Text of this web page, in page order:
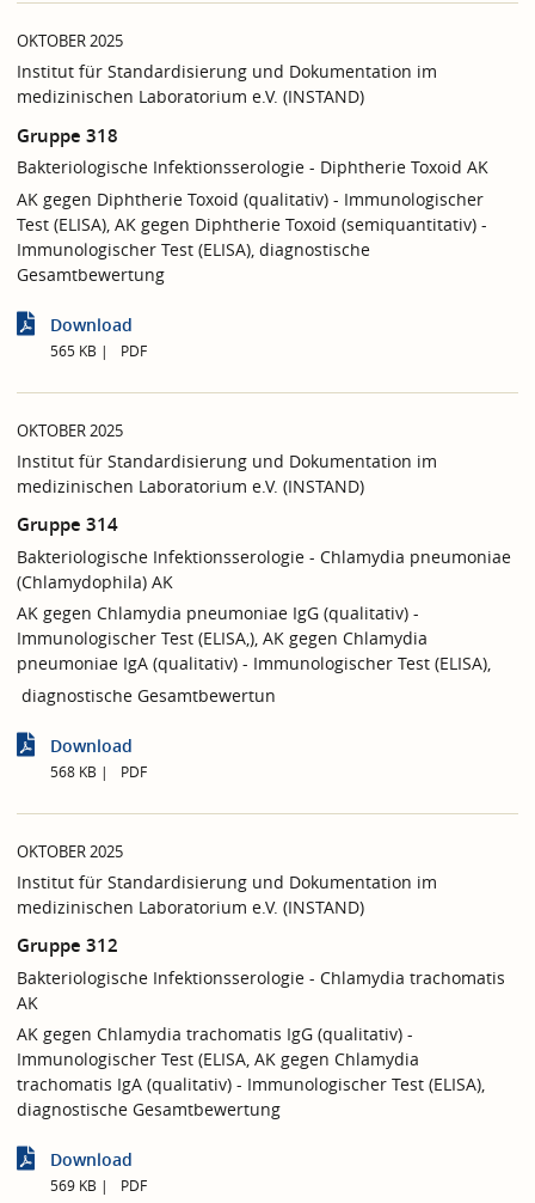
OKTOBER 2025
Institut für Standardisierung und Dokumentation im
medizinischen Laboratorium e.V. (INSTAND)
Gruppe 318
Bakteriologische Infektionsserologie - Diphtherie Toxoid AK
AK gegen Diphtherie Toxoid (qualitativ) - Immunologischer
Test (ELISA), AK gegen Diphtherie Toxoid (semiquantitativ) -
Immunologischer Test (ELISA), diagnostische
Gesamtbewertung
Download
565 KB PDF
OKTOBER 2025
Institut für Standardisierung und Dokumentation im
medizinischen Laboratorium e.V. (INSTAND)
Gruppe 314
Bakteriologische Infektionsserologie - Chlamydia pneumoniae
(Chlamydophila) AK
AK gegen Chlamydia pneumoniae IgG (qualitativ) -
Immunologischer Test (ELISA,), AK gegen Chlamydia
pneumoniae IgA (qualitativ) - Immunologischer Test (ELISA),
diagnostische Gesamtbewertun
Download
568 KB PDF
OKTOBER 2025
Institut für Standardisierung und Dokumentation im
medizinischen Laboratorium e.V. (INSTAND)
Gruppe 312
Bakteriologische Infektionsserologie - Chlamydia trachomatis
AK
AK gegen Chlamydia trachomatis IgG (qualitativ) -
Immunologischer Test (ELISA, AK gegen Chlamydia
trachomatis IgA (qualitativ) - Immunologischer Test (ELISA),
diagnostische Gesamtbewertung
Download
569 KB PDF